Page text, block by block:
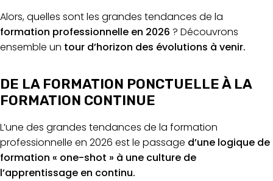
Alors, quelles sont les grandes tendances de la
formation professionnelle en 2026 ? Découvrons
ensemble un tour d’horizon des évolutions à venir.
DE LA FORMATION PONCTUELLE À LA
FORMATION CONTINUE
L’une des grandes tendances de la formation
professionnelle en 2026 est le passage d’une logique de
formation « one-shot » à une culture de
l’apprentissage en continu.